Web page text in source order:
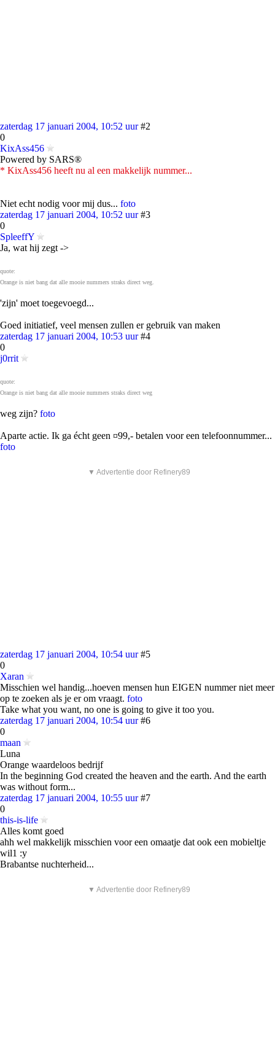
zaterdag 17 januari 2004, 10:52 uur #2
0
KixAss456
Powered by SARS®
* KixAss456 heeft nu al een makkelijk nummer...
Niet echt nodig voor mij dus... foto
zaterdag 17 januari 2004, 10:52 uur #3
0
SpleeffY
Ja, wat hij zegt ->
quote:
Orange is niet bang dat alle mooie nummers straks direct weg.
'zijn' moet toegevoegd...
Goed initiatief, veel mensen zullen er gebruik van maken
zaterdag 17 januari 2004, 10:53 uur #4
0
j0rrit
quote:
Orange is niet bang dat alle mooie nummers straks direct weg
weg zijn? foto
Aparte actie. Ik ga écht geen ¤99,- betalen voor een telefoonnummer...
foto
▼ Advertentie door Refinery89
zaterdag 17 januari 2004, 10:54 uur #5
0
Xaran
Misschien wel handig...hoeven mensen hun EIGEN nummer niet meer
op te zoeken als je er om vraagt. foto
Take what you want, no one is going to give it too you.
zaterdag 17 januari 2004, 10:54 uur #6
0
maan
Luna
Orange waardeloos bedrijf
In the beginning God created the heaven and the earth. And the earth
was without form...
zaterdag 17 januari 2004, 10:55 uur #7
0
this-is-life
Alles komt goed
ahh wel makkelijk misschien voor een omaatje dat ook een mobieltje
wil1 :y
Brabantse nuchterheid...
▼ Advertentie door Refinery89